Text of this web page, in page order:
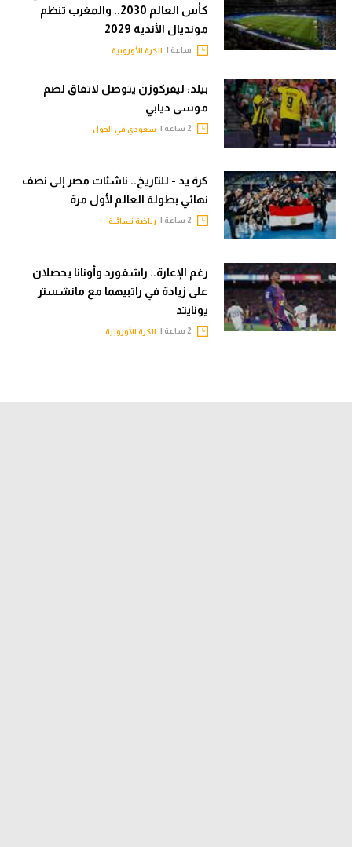
كأس العالم 2030.. والمغرب تنظم
مونديال الأندية 2029
ساعة | الكرة الأوروبية
بيلد: ليفركوزن يتوصل لاتفاق لضم
موسى ديابي
سعودي في الجول
كرة يد - للتاريخ.. ناشئات مصر إلى نصف
نهائي بطولة العالم لأول مرة
رياضة نسائية
رغم الإعارة.. راشفورد وأونانا يحصلان
على زيادة في راتبيهما مع مانشستر
يونايتد
الكرة الأوروبية